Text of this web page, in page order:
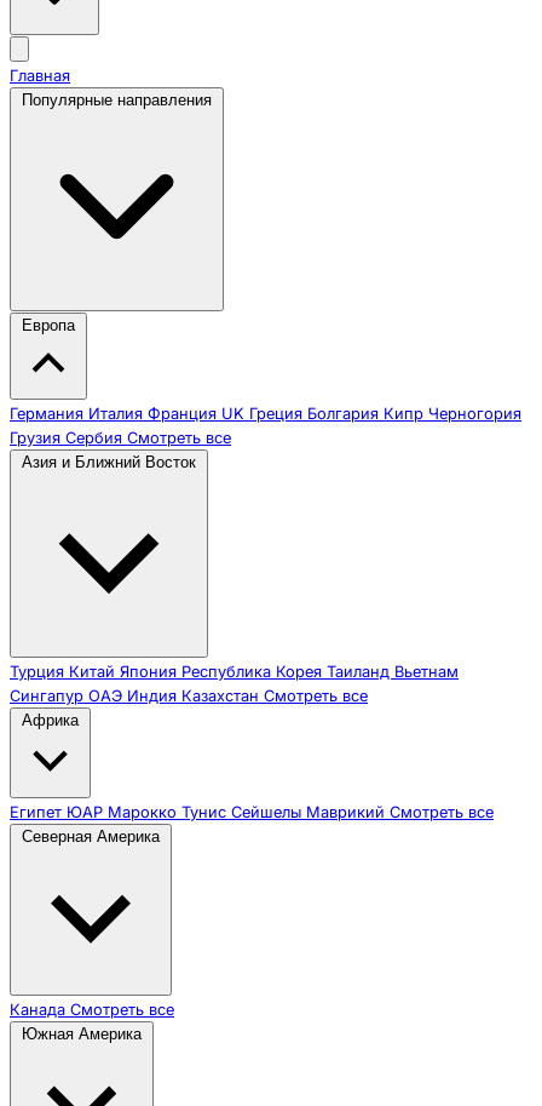
Главная
Популярные направления
Европа
Германия Италия Франция UK Греция Болгария Кипр Черногория
Грузия Сербия Смотреть все
Азия и Ближний Восток
Турция Китай Япония Республика Корея Таиланд Вьетнам
Сингапур ОАЭ Индия Казахстан Смотреть все
Африка
Египет ЮАР Марокко Тунис Сейшелы Маврикий Смотреть все
Северная Америка
Канада Смотреть все
Южная Америка